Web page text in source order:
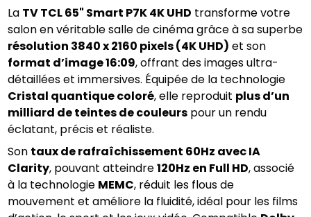
La TV TCL 65" Smart P7K 4K UHD transforme votre
résolution 3840 x 2160 pixels (4K UHD)
format d’image 16:09, offrant des images ultra-
Cristal quantique coloré, elle reproduit plus d’un
milliard de teintes de couleurs pour un rendu
éclatant, précis et réaliste.
Son taux de rafraîchissement 60Hz avec IA
Clarity, pouvant atteindre 120Hz en Full HD, associé
à la technologie MEMC, réduit les flous de
mouvement et améliore la fluidité, idéal pour les films